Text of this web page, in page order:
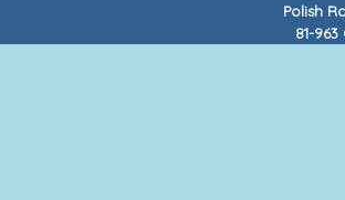
Polish
81-963